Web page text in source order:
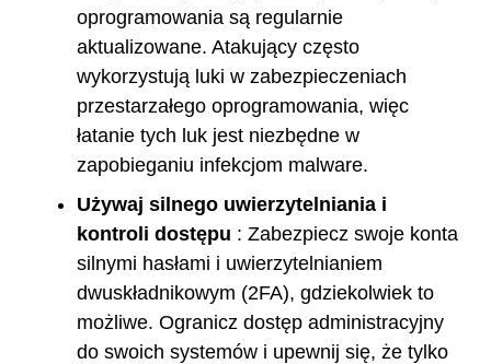
oprogramowania są regularnie
aktualizowane. Atakujący często
wykorzystują luki w zabezpieczeniach
przestarzałego oprogramowania, więc
łatanie tych luk jest niezbędne w
zapobieganiu infekcjom malware.
Używaj silnego uwierzytelniania i
kontroli dostępu : Zabezpiecz swoje konta
silnymi hasłami i uwierzytelnianiem
dwuskładnikowym (2FA), gdziekolwiek to
możliwe. Ogranicz dostęp administracyjny
do swoich systemów i upewnij się, że tylko